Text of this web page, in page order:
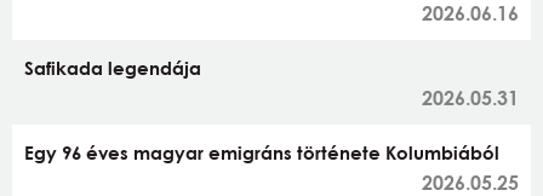
2026.06.16
Safikada legendája
2026.05.31
Egy 96 éves magyar emigráns története Kolumbiából
2026.05.25